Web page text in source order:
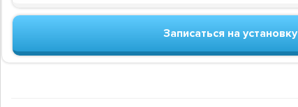
Записаться на установку